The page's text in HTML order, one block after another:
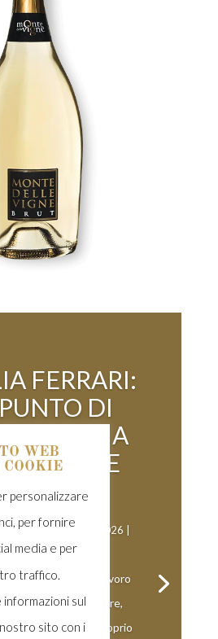
FERRARI:
DI
A
DELLE
|23 Gennaio 2026
| Commenti 0
che, con il loro lavoro
il loro modo di essere,
tempo un vero e proprio
WEB
personalizzare
per fornire
media e per
traffico.
sul
sito con i